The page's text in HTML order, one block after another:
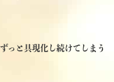
っと具現化し続けてしまう